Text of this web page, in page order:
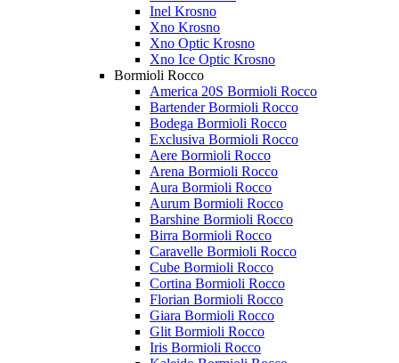
Inel Krosno
Xno Krosno
Xno Optic Krosno
Xno Ice Optic Krosno
Bormioli Rocco
America 20S Bormioli Rocco
Bartender Bormioli Rocco
Bodega Bormioli Rocco
Exclusiva Bormioli Rocco
Aere Bormioli Rocco
Arena Bormioli Rocco
Aura Bormioli Rocco
Aurum Bormioli Rocco
Barshine Bormioli Rocco
Birra Bormioli Rocco
Caravelle Bormioli Rocco
Cube Bormioli Rocco
Cortina Bormioli Rocco
Florian Bormioli Rocco
Giara Bormioli Rocco
Glit Bormioli Rocco
Iris Bormioli Rocco